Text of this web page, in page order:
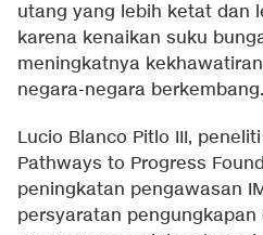
utang yang lebih ketat dan
karena kenaikan suku
meningkatnya
negara-negara berkembang.
Lucio Blanco Pitlo III,
Pathways to Progress
peningkatan pengawasan
persyaratan